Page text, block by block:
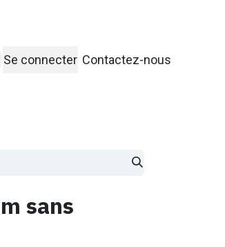
Se connecter Contactez-nous
sans